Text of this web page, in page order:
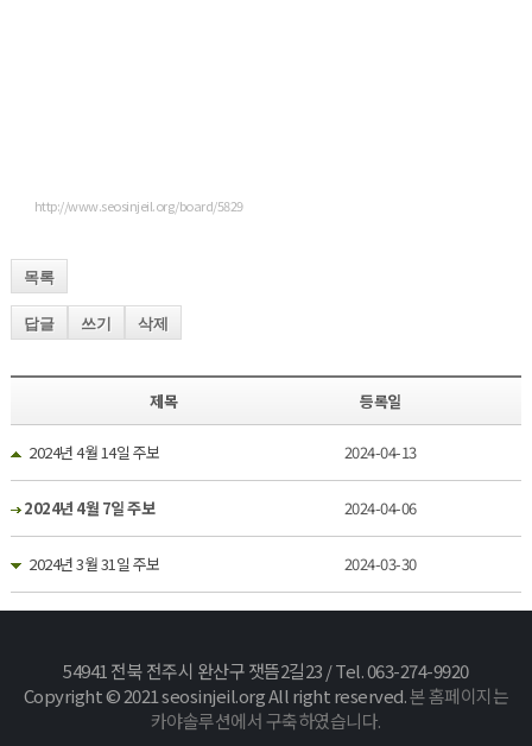
http://www.seosinjeil.org/board/5829
목록
답글 쓰기 삭제
제목 등록일
2024년 4월 14일 주보 2024-04-13
2024년 4월 7일 주보 2024-04-06
2024년 3월 31일 주보 2024-03-30
54941 전북 전주시 완산구 잿뜸2길23 / Tel. 063-274-9920
Copyright © 2021 seosinjeil.org All right reserved.본 홈페이지는
카야솔루션에서 구축하였습니다.